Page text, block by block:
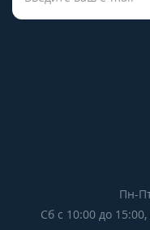
Пн-
Сб с 10:00 до